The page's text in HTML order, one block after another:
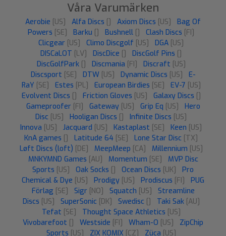
Våra Varumärken
Aerobie [US] Alfa Discs Axiom Discs [US]
Bag Of
Powers [SE] Barku Bushnell Clash Discs [FI]
Clicgear [US] Climo Discgolf [US] DGA [US]
DISCaLOT [LV] DiscDice DiscGolf Pins
DiscGolfPark
Discmania [FI] Discraft [US]
Discsport [SE] DTW [US] Dynamic Discs [US]
E-
RaY [SE] Estes [PL] European Birdies [SE] EV-7 [US]
Evolvent Discs
Friction Gloves [US] Galaxy Discs
Gameproofer [FI] Gateway [US] Grip Eq [US]
Hero
Disc [US] Hooligan Discs Infinite Discs [US]
Innova [US] Jacquard [US] Kastaplast [SE] Keen [US]
KnA games
Latitude 64 [SE] Lone Star Disc [TX]
Løft Discs (loft) [DE] MeepMeep [CA] Millennium [US]
MNKYMND Games [AU] Momentum [SE]
MVP Disc
Sports [US] Oak Socks Ocean Discs [UK]
Pro
Chemical & Dye [US] Prodigy [US] Prodiscus [FI]
PUG
Förlag [SE] Sigr [NO] Squatch [US]
Streamline
Discs [US] SuperSonic [DK] Swedisc Taki Sak [AU]
Tefat [SE] Thought Space Athletics [US]
Vivobarefoot
Westside [FI] Wham-O [US]
ZipChip
Sports [US] ZIX KOMIX [CZ] Züca [US]